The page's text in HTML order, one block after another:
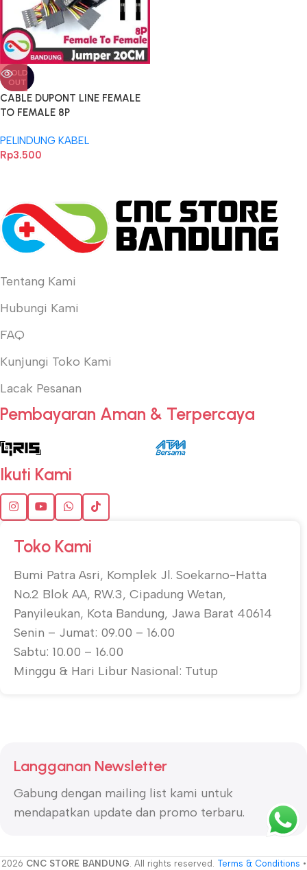
SOLD
OUT
CABLE DUPONT LINE FEMALE
TO FEMALE 8P
PELINDUNG KABEL
Rp3.500
Tentang Kami
Hubungi Kami
FAQ
Kunjungi Toko Kami
Lacak Pesanan
Pembayaran Aman & Terpercaya
Ikuti Kami
Toko Kami
Bumi Patra Asri, Komplek Jl. Soekarno-Hatta
No.2 Blok AA, RW.3, Cipadung Wetan,
Panyileukan, Kota Bandung, Jawa Barat 40614
Senin – Jumat: 09.00 – 16.00
Sabtu: 10.00 – 16.00
Minggu & Hari Libur Nasional: Tutup
Langganan Newsletter
Gabung dengan mailing list kami untuk
mendapatkan update dan promo terbaru.
2026 CNC STORE BANDUNG . All rights reserved. Terms & Conditions •